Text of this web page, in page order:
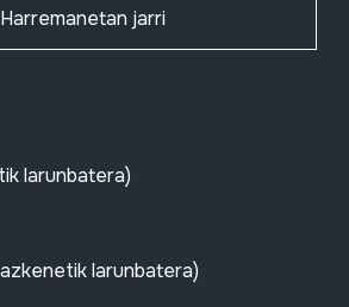
Harremanetan jarri
larunbatera)
larunbatera)